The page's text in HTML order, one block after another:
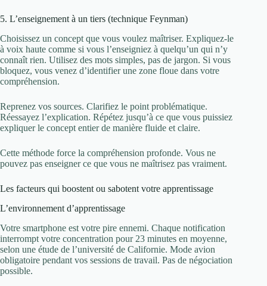
5. L’enseignement à un tiers (technique Feynman)
Choisissez un concept que vous voulez maîtriser. Expliquez-le
à voix haute comme si vous l’enseigniez à quelqu’un qui n’y
connaît rien. Utilisez des mots simples, pas de jargon. Si vous
bloquez, vous venez d’identifier une zone floue dans votre
compréhension.
Reprenez vos sources. Clarifiez le point problématique.
Réessayez l’explication. Répétez jusqu’à ce que vous puissiez
expliquer le concept entier de manière fluide et claire.
Cette méthode force la compréhension profonde. Vous ne
pouvez pas enseigner ce que vous ne maîtrisez pas vraiment.
Les facteurs qui boostent ou sabotent votre apprentissage
L’environnement d’apprentissage
Votre smartphone est votre pire ennemi. Chaque notification
interrompt votre concentration pour 23 minutes en moyenne,
selon une étude de l’université de Californie. Mode avion
obligatoire pendant vos sessions de travail. Pas de négociation
possible.